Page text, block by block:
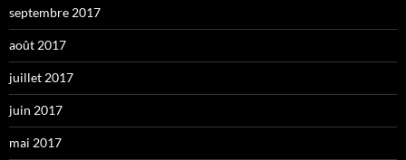
septembre 2017
août 2017
juillet 2017
juin 2017
mai 2017